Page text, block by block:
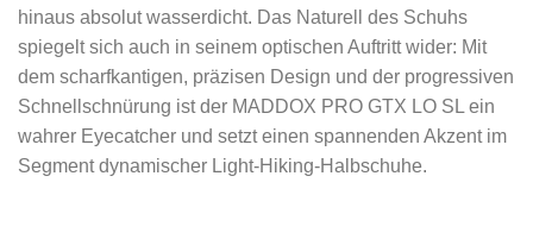
hinaus absolut wasserdicht. Das Naturell des Schuhs
spiegelt sich auch in seinem optischen Auftritt wider: Mit
dem scharfkantigen, präzisen Design und der progressiven
Schnellschnürung ist der MADDOX PRO GTX LO SL ein
wahrer Eyecatcher und setzt einen spannenden Akzent im
Segment dynamischer Light-Hiking-Halbschuhe.